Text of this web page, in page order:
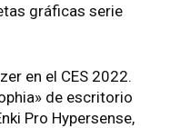
gráficas serie
en el CES 2022.
de escritorio
Pro Hypersense,